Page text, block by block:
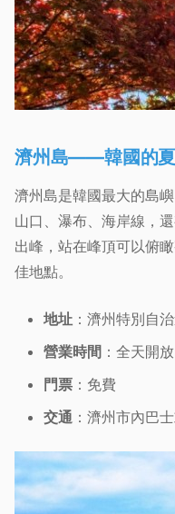
濟州島——韓國的
濟州島是韓國最大的島
山口、瀑布、海岸線，
出峰，站在峰頂可以俯
佳地點。
地址 ：濟州特別自
營業時間 ：全天開放
門票 ：免費
交通 ：濟州市內巴